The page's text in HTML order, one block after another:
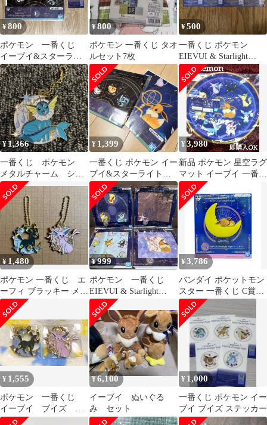
¥800
ポケモン 一番くじ
イーブイ&スターライ
トナイト E賞 スカ
ーフ ステッカー
¥800
ポケモン 一番くじ タオ
ルセット7枚
¥500
一番くじ ポケモン
EIEVUI & Starlight
Night ステッカー
¥1,366
一番くじ ポケモン
メタルチャーム シャ
ワーズ 星空
¥ 1,399
一番くじ ポケモン イー
ブイ&スターライトナ
イト スカーフ 2点セ
ット
¥3,980
新品 ポケモン 星空ラグ
マット イーブイ 一番く
じ pokemo eeve
¥ 1,480
ポケモン 一番くじ エ
ーフィ ブラッキー メタ
ルチャーム キーホルダ
ー
¥999
ポケモン 一番くじ
EIEVUI & Starlight
NIghtのG賞 4点
¥ 3,786
バンダイ ポケットモン
スター 一番くじ C賞
EIEVUI & Starlight
Night ルームライト フ
ィギュア
¥ 1,555
ポケモン 一番くじ
イーブイ ブイズ メ
タルチャーム
¥6,100
イーブイ ぬいぐる
み セット
¥ 1,000
一番くじ ポケモン イー
ブイ ブイズ ステッカー